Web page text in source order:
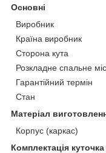
Основні
Виробник
Країна виробник
Сторона кута
Розкладне спальне
Гарантійний термін
Стан
Матеріал
Корпус (каркас)
Комплектація куточка